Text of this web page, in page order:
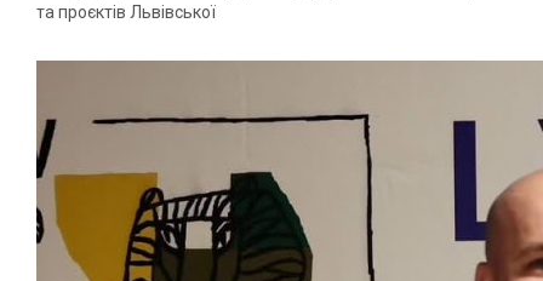
та проєктів Львівської